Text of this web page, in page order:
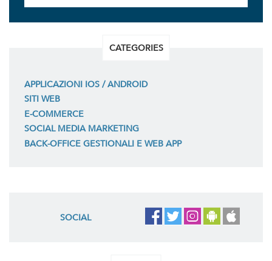
CATEGORIES
APPLICAZIONI IOS / ANDROID
SITI WEB
E-COMMERCE
SOCIAL MEDIA MARKETING
BACK-OFFICE GESTIONALI E WEB APP
SOCIAL